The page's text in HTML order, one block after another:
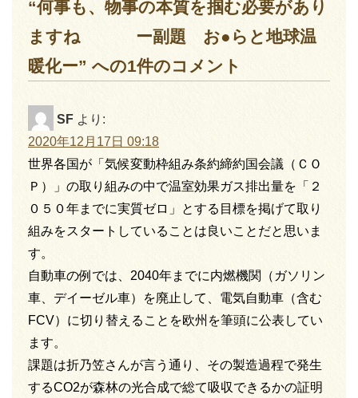
“何事も、物事の本質を掴む必要があり
ますね ー副題 お●らと地球温
暖化ー” への1件のコメント
SF より:
2020年12月17日 09:18
世界各国が「気候変動枠組み条約締約国会議（ＣＯ
Ｐ）」の取り組みの中で温室効果ガス排出量を「２
０５０年までに実質ゼロ」とする目標を掲げて取り
組みをスタートしていることは良いことだと思いま
す。
自動車の例では、2040年までに内燃機関（ガソリン
車、デイーゼル車）を廃止して、電気自動車（含む
FCV）に切り替えることを欧州を筆頭に公表してい
ます。
課題は折乃笠さんが言う通り、その製造過程で発生
するCO2が森林の光合成で総て吸収できるかの証明